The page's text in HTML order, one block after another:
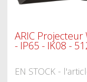
ARIC Projecteur
- IP65 - IK08 -
EN STOCK -